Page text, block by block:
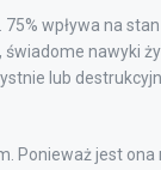
wpływa na
nawyki
lub
Ponieważ jest